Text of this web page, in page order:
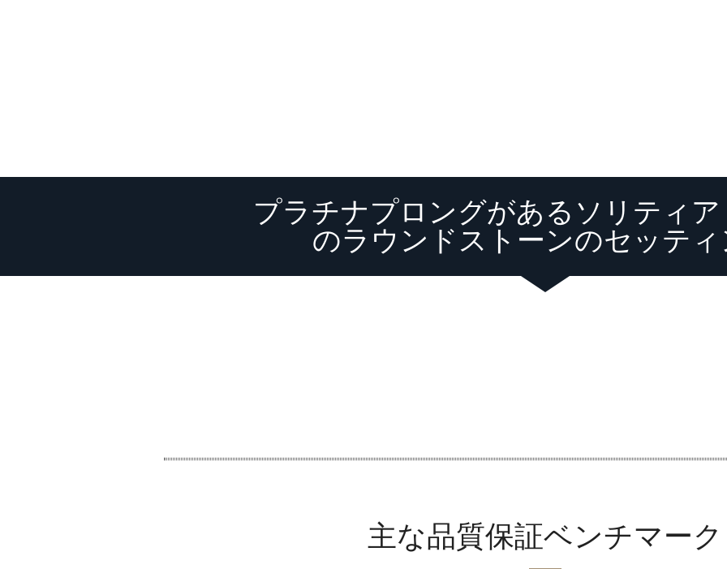
プラチナプロングがあるソリティ
のラウンドストーンのセッテ
主な品質保証ベンチマーク